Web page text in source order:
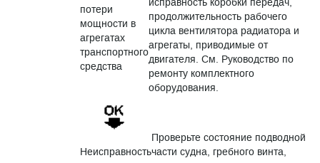
потери
мощности в
агрегатах
транспортного
средства
продолжительность рабочего
цикла вентилятора радиатора и
агрегаты, приводимые от
двигателя. См. Руководство по
ремонту комплектного
оборудования.
Неисправность
Проверьте состояние подводной
части судна, гребного винта,